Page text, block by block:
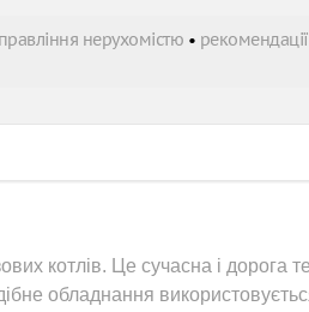
нерухомістю • рекомендації
котлів. Це сучасна і дорога
обладнання